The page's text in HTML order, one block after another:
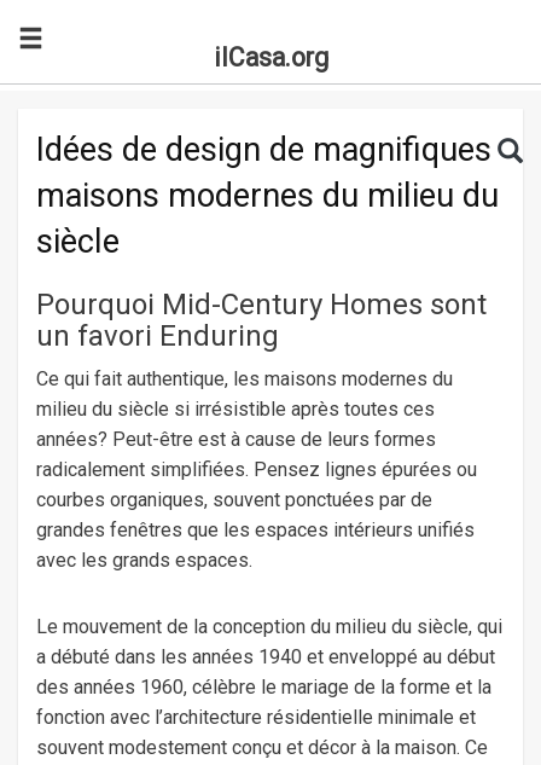
ilCasa.org
Search for:
Idées de design de magnifiques
maisons modernes du milieu du
siècle
Pourquoi Mid-Century Homes sont
un favori Enduring
Ce qui fait authentique, les maisons modernes du
milieu du siècle si irrésistible après toutes ces
années? Peut-être est à cause de leurs formes
radicalement simplifiées. Pensez lignes épurées ou
courbes organiques, souvent ponctuées par de
grandes fenêtres que les espaces intérieurs unifiés
avec les grands espaces.
Le mouvement de la conception du milieu du siècle, qui
a débuté dans les années 1940 et enveloppé au début
des années 1960, célèbre le mariage de la forme et la
fonction avec l’architecture résidentielle minimale et
souvent modestement conçu et décor à la maison. Ce